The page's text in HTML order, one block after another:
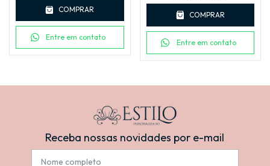
COMPRAR
Entre em contato
COMPRAR
Entre em contato
Receba nossas novidades por e-mail